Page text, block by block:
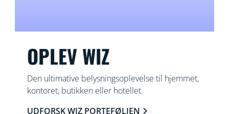
OPLEV WIZ
Den ultimative belysningsoplevelse til hjemmet,
kontoret, butikken eller hotellet.
UDFORSK WIZ PORTEFØLJEN